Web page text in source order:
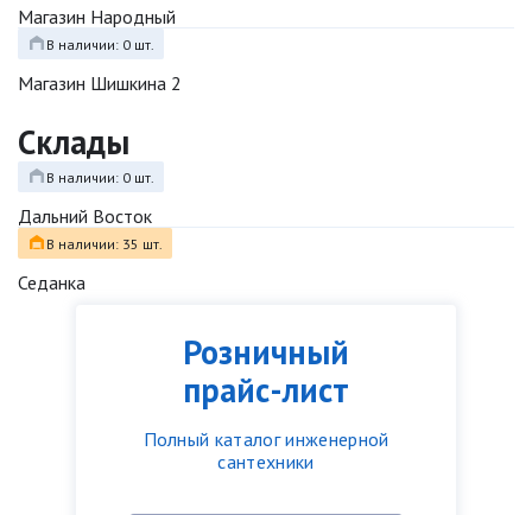
Розничный
прайс-лист
Полный каталог инженерной
сантехники
Магазин Народный
В наличии: 0 шт.
Магазин Шишкина 2
Склады
В наличии: 0 шт.
Дальний Восток
В наличии: 35 шт.
Седанка